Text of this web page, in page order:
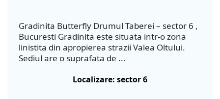
Gradinita Butterfly Drumul Taberei – sector 6 ,
Bucuresti Gradinita este situata intr-o zona
linistita din apropierea strazii Valea Oltului.
Sediul are o suprafata de ...
Localizare: sector 6